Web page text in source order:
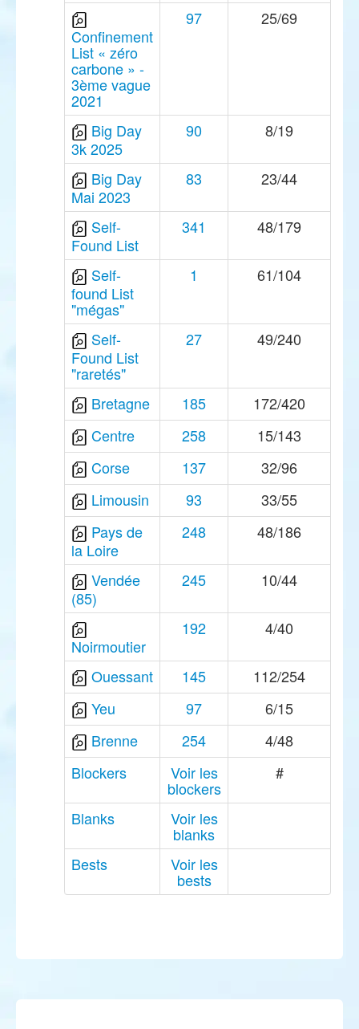
Confinement
List « zéro
carbone » -
3ème vague
2021
97 25/69
Big Day
3k 2025
90 8/19
Big Day
Mai 2023
83 23/44
Self-
Found List
341 48/179
Self-
found List
"mégas"
1 61/104
Self-
Found List
"raretés"
27 49/240
Bretagne 185
172/420
Centre
258
15/143
Corse
137
32/96
Limousin
93
33/55
Pays de
la Loire
248 48/186
Vendée
(85)
245 10/44
Noirmoutier
192 4/40
Ouessant 145
112/254
Yeu
97
6/15
Brenne
254
4/48
Blockers
Voir les
blockers
#
Blanks Voir les
blanks
Bests
Voir les
bests